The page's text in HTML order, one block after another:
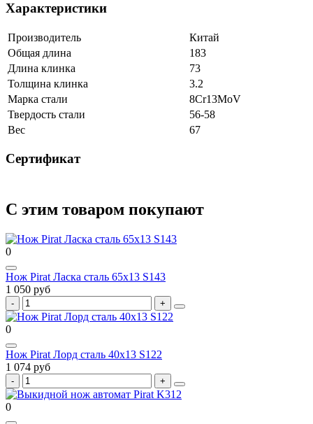
Характеристики
Производитель
Китай
Общая длина
183
Длина клинка
73
Толщина клинка
3.2
Марка стали
8Cr13MoV
Твердость стали
56-58
Вес
67
Сертификат
С этим товаром покупают
0
Нож Pirat Ласка сталь 65х13 S143
1 050 руб
0
Нож Pirat Лорд сталь 40х13 S122
1 074 руб
0